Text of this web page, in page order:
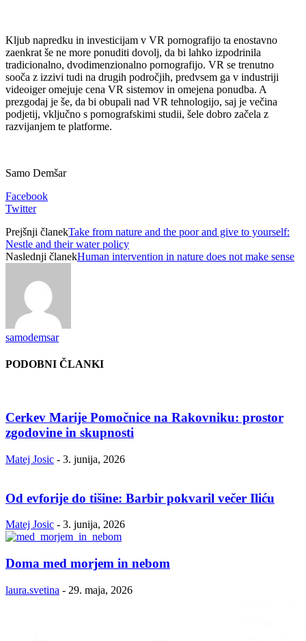
Kljub napredku in investicijam v VR pornografijo ta enostavno
zaenkrat še ne more ponuditi dovolj, da bi lahko izpodrinila
tradicionalno, dvodimenzionalno pornografijo. VR se trenutno
sooča z izzivi tudi na drugih področjih, predvsem ga v industriji
videoiger omejuje cena VR sistemov in omejena ponudba. A
prezgodaj je še, da bi obupali nad VR tehnologijo, saj je večina
podjetij, vključno s pornografskimi studii, šele dobro začela z
razvijanjem te platforme.
Samo Demšar
Facebook
Twitter
Prejšnji članekTake from nature and the poor and give to yourself:
Nestle and their water policy
Naslednji članekHuman intervention in nature does not make sense
samodemsar
PODOBNI ČLANKI
Cerkev Marije Pomočnice na Rakovniku: prostor
zgodovine in skupnosti
Matej Josic - 3. junija, 2026
Od evforije do tišine: Barbir pokvaril večer Iliću
Matej Josic - 3. junija, 2026
Doma med morjem in nebom
laura.svetina - 29. maja, 2026